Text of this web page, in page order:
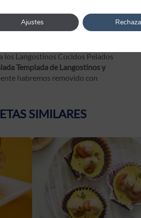
pizca de azúcar, la mostaza y la
aceite de oliva. Reservar.
los Langostinos Cocidos Pelados
Templada de Langostinos y
habremos removido con
SIMILARES
Ajustes